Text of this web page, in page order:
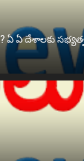
ఏ ఏ దేశాలకు